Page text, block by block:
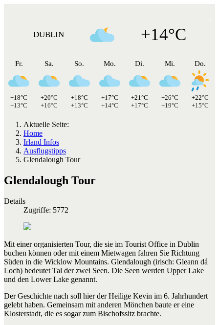
DUBLIN +14°C
Fr.
+18°C
+13°C
Sa.
+20°C
+16°C
So.
+18°C
+13°C
Mo.
+17°C
+14°C
Di.
+21°C
+17°C
Mi.
+26°C
+19°C
Do.
+22°C
+15°C
Aktuelle Seite:
Home
Irland Infos
Ausflugstipps
Glendalough Tour
Glendalough Tour
Details
Zugriffe: 5772
Mit einer organisierten Tour, die sie im Tourist Office in Dublin
buchen können oder mit einem Mietwagen fahren Sie Richtung
Süden in die Wicklow Mountains. Glendalough (irisch: Gleann dá
Loch) bedeutet Tal der zwei Seen. Die Seen werden Upper Lake
und den Lower Lake genannt.
Der Geschichte nach soll hier der Heilige Kevin im 6. Jahrhundert
gelebt haben. Gemeinsam mit anderen Mönchen baute er eine
Klosterstadt, die es sogar zum Bischofssitz brachte.